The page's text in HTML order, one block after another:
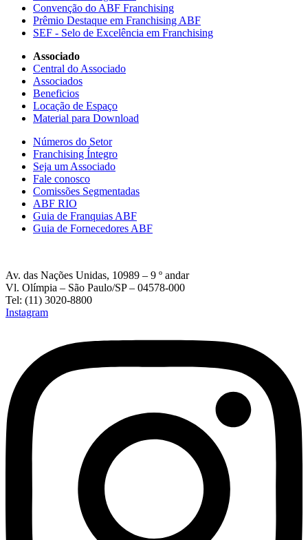
Convenção do ABF Franchising
Prêmio Destaque em Franchising ABF
SEF - Selo de Excelência em Franchising
Associado
Central do Associado
Associados
Beneficios
Locação de Espaço
Material para Download
Números do Setor
Franchising Íntegro
Seja um Associado
Fale conosco
Comissões Segmentadas
ABF RIO
Guia de Franquias ABF
Guia de Fornecedores ABF
Av. das Nações Unidas, 10989 – 9 º andar
Vl. Olímpia – São Paulo/SP – 04578-000
Tel: (11) 3020-8800
Instagram